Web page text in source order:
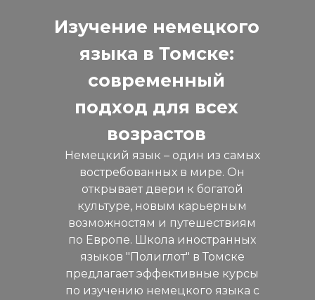
Изучение немецкого
языка в Томске:
современный
подход для всех
возрастов
Немецкий язык – один из самых
востребованных в мире. Он
открывает двери к богатой
культуре, новым карьерным
возможностям и путешествиям
по Европе. Школа иностранных
языков "Полиглот" в Томске
предлагает эффективные курсы
по изучению немецкого языка с